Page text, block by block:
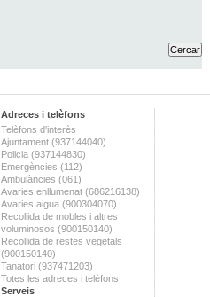
Adreces i telèfons
Telèfons d'interès
Ajuntament (937144040)
Policia (937144830)
Emergències (112)
Ambulàncies (061)
Avaries enllumenat (686216138)
Avaries aigua (900304070)
Recollida de mobles i altres
voluminosos (900150140)
Recollida de restes vegetals
(900150140)
Tanatori (937471203)
Totes les adreces i telèfons
Serveis